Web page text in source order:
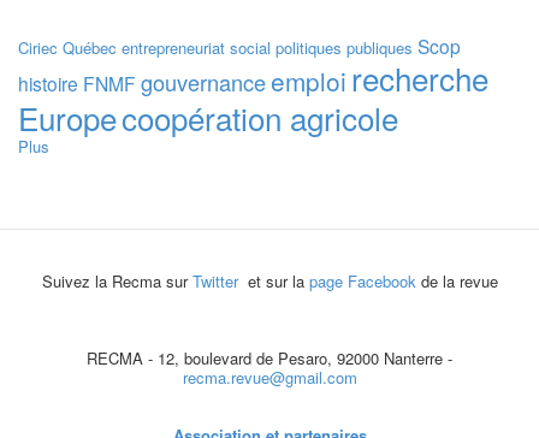
Ciriec Québec entrepreneuriat social politiques publiques Scop
histoire FNMF gouvernanceemploi recherche
Europecoopération agricole
Plus
Suivez la Recma surTwitter et sur la page Facebook de la revue
RECMA - 12, boulevard de Pesaro, 92000 Nanterre -
recma.revue@gmail.com